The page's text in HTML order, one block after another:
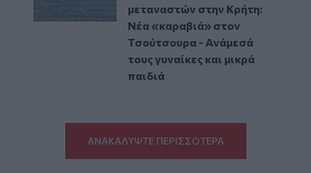
μεταναστών στην Κρήτη:
Νέα «καραβιά» στον
Τσούτσουρα - Ανάμεσά
τους γυναίκες και μικρά
παιδιά
ΑΝΑΚΑΛΥΨΤΕ ΠΕΡΙΣΣΟΤΕΡΑ